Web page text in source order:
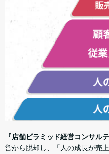
『店舗ピラミッド経営コンサルテ
営から脱却し、「人の成長が売